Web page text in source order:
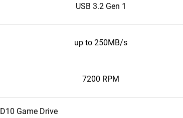
USB 3.2 Gen 1
up to 250MB/s
7200 RPM
Game Drive